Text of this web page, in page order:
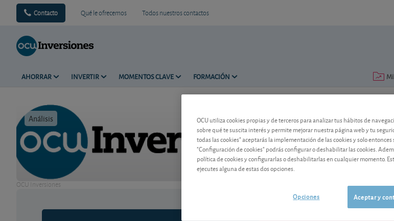
Contacto Qué le ofrecemos Todos nuestros contactos
AHORRAR INVERTIR MOMENTOS CLAVE FORMACIÓN
Análisis Tiempo de lectura: 2 min.
OCU Inversiones
Dólar USD:
¿Cómo le ha ido a la
OCU utiliza cookies propias y de terceros para analizar tus hábitos de
sobre qué te suscita interés y permite mejorar nuestra página web y tu
todas las cookies" aceptarás la implementación de las cookies y solo
"Configuración de cookies" podrás configurar o deshabilitar las cookies.
política de cookies y configurarlas o deshabilitarlas en cualquier momento.
ejecutes alguna de estas dos opciones.
Aceptar y
Opciones